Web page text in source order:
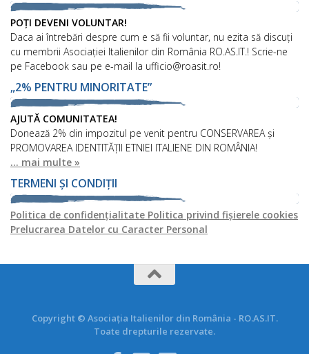
POȚI DEVENI VOLUNTAR!
Daca ai întrebări despre cum e să fii voluntar, nu ezita să discuți
cu membrii Asociației Italienilor din România RO.AS.IT.! Scrie-ne
pe Facebook sau pe e-mail la ufficio@roasit.ro!
„2% PENTRU MINORITATE”
AJUTĂ COMUNITATEA!
Donează 2% din impozitul pe venit pentru CONSERVAREA și
PROMOVAREA IDENTITĂȚII ETNIEI ITALIENE DIN ROMÂNIA!
... mai multe »
TERMENI ȘI CONDIȚII
Politica de confidențialitate Politica privind fișierele cookies
Prelucrarea Datelor cu Caracter Personal
Copyright © Asociația Italienilor din România - RO.AS.IT.
Toate drepturile rezervate.